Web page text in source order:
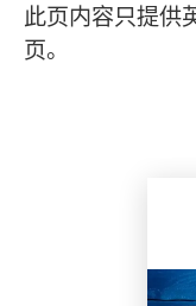
此页内容只提供
页。